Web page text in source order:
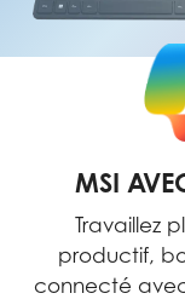
MSI
Travaillez
productif,
connecté